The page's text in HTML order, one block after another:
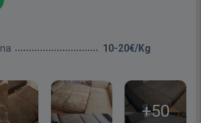
10-20€/Kg
+50